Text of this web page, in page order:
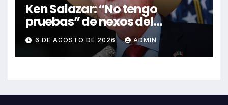
Ken Salazar: “No tengo
pruebas” de nexos del
Gobierno de México con el
narco
6 DE AGOSTO DE 2026 ADMIN